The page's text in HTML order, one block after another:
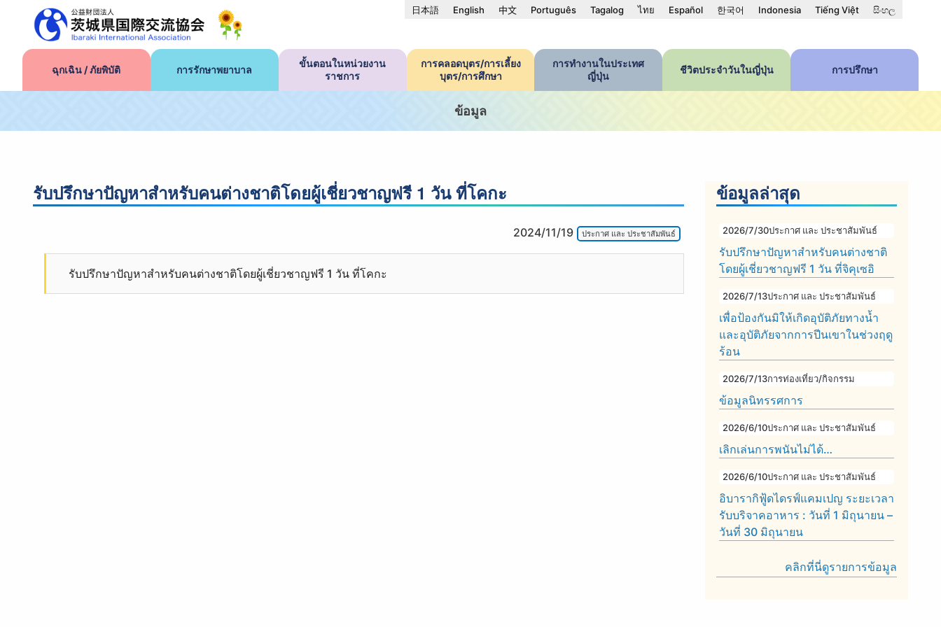
日本語 English 中文 Português Tagalog ไทย Español 한국어 Indonesia Tiếng Việt සිංහල
ฉุกเฉิน / ภัยพิบัติ การรักษาพยาบาล
ขั้นตอนในหน่วยงาน
ราชการ
การคลอดบุตร/การเลี้ยง
บุตร/การศึกษา
การทำงานในประเทศ
ญี่ปุ่น
ชีวิตประจำวันในญี่ปุ่น การปรึกษา
ข้อมูล
รับปรึกษาปัญหาสำหรับคนต่างชาติโดยผู้เชี่ยวชาญฟรี 1 วัน ที่โคกะ
2024/11/19 ประกาศ และ ประชาสัมพันธ์
รับปรึกษาปัญหาสำหรับคนต่างชาติโดยผู้เชี่ยวชาญฟรี 1 วัน ที่โคกะ
ข้อมูลล่าสุด
2026/7/30ประกาศ และ ประชาสัมพันธ์
รับปรึกษาปัญหาสำหรับคนต่างชาติ
โดยผู้เชี่ยวชาญฟรี 1 วัน ที่จิคุเซอิ
2026/7/13ประกาศ และ ประชาสัมพันธ์
เพื่อป้องกันมิให้เกิดอุบัติภัยทางน้ำ
และอุบัติภัยจากการปีนเขาในช่วงฤดู
ร้อน
2026/7/13การท่องเที่ยว/กิจกรรม
ข้อมูลนิทรรศการ
2026/6/10ประกาศ และ ประชาสัมพันธ์
เลิกเล่นการพนันไม่ได้…
2026/6/10ประกาศ และ ประชาสัมพันธ์
อิบารากิฟู้ดไดรฟ์แคมเปญ ระยะเวลา
รับบริจาคอาหาร : วันที่ 1 มิถุนายน –
วันที่ 30 มิถุนายน
คลิกที่นี่ดูรายการข้อมูล